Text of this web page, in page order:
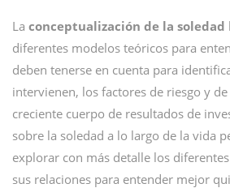
La conceptualización de la soledad
diferentes modelos teóricos para
deben tenerse en cuenta para
intervienen, los factores de riesgo y
creciente cuerpo de resultados de
sobre la soledad a lo largo de la vida
explorar con más detalle los
sus relaciones para entender mejor